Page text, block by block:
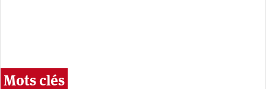
Mots clés